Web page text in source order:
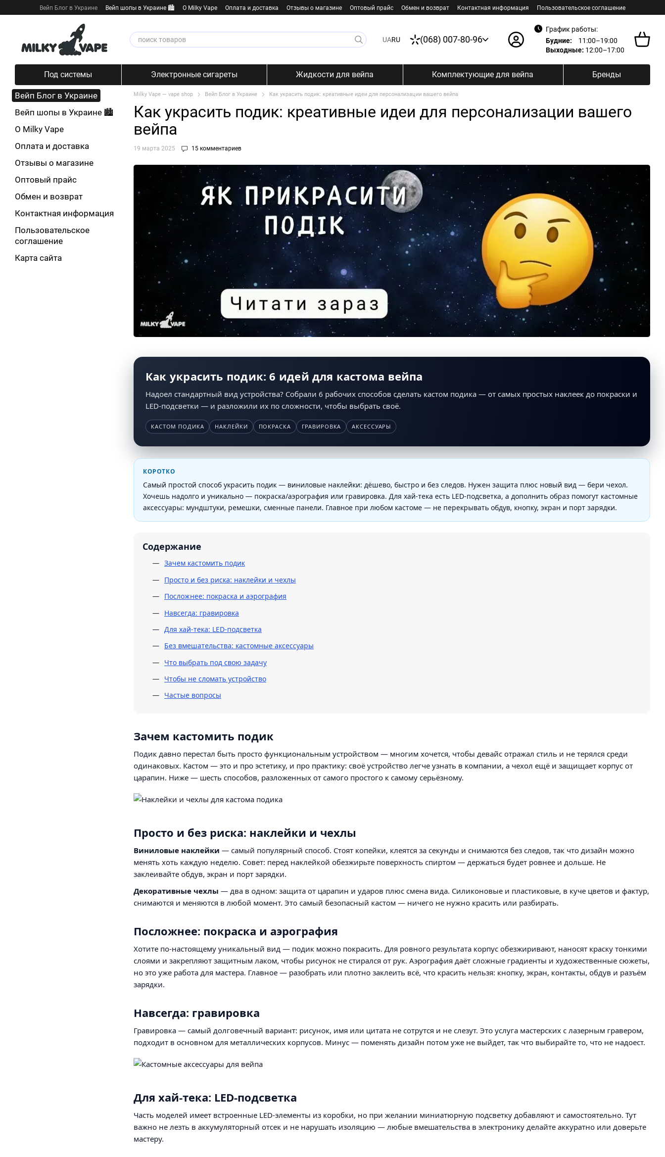
Перейти к основному контенту
Вейп Блог в Украине Вейп шопы в Украине 🏙️ О Milky Vape Оплата и доставка Отзывы о магазине Оптовый прайс Обмен и возврат Контактная информация Пользовательское соглашение
UARU (068) 007-80-96
График работы:
Будние:
11:00–19:00
Выходные: 12:00–17:00
Под системы Электронные сигареты Жидкости для вейпа Комплектующие для вейпа Бренды
Milky Vape — vape shop Вейп Блог в Украине Как украсить подик: креативные идеи для персонализации вашего вейпа
Как украсить подик: креативные идеи для персонализации вашего
вейпа
19 марта 2025 15 комментариев
Как украсить подик: 6 идей для кастома вейпа
Надоел стандартный вид устройства? Собрали 6 рабочих способов сделать кастом подика — от самых простых наклеек до покраски и
LED-подсветки — и разложили их по сложности, чтобы выбрать своё.
КАСТОМ ПОДИКА НАКЛЕЙКИ ПОКРАСКА ГРАВИРОВКА АКСЕССУАРЫ
КОРОТКО
Самый простой способ украсить подик — виниловые наклейки: дёшево, быстро и без следов. Нужен защита плюс новый вид — бери чехол.
Хочешь надолго и уникально — покраска/аэрография или гравировка. Для хай-тека есть LED-подсветка, а дополнить образ помогут кастомные
аксессуары: мундштуки, ремешки, сменные панели. Главное при любом кастоме — не перекрывать обдув, кнопку, экран и порт зарядки.
Содержание
Зачем кастомить подик
Просто и без риска: наклейки и чехлы
Посложнее: покраска и аэрография
Навсегда: гравировка
Для хай-тека: LED-подсветка
Без вмешательства: кастомные аксессуары
Что выбрать под свою задачу
Чтобы не сломать устройство
Частые вопросы
Зачем кастомить подик
Подик давно перестал быть просто функциональным устройством — многим хочется, чтобы девайс отражал стиль и не терялся среди
одинаковых. Кастом — это и про эстетику, и про практику: своё устройство легче узнать в компании, а чехол ещё и защищает корпус от
царапин. Ниже — шесть способов, разложенных от самого простого к самому серьёзному.
Просто и без риска: наклейки и чехлы
Виниловые наклейки — самый популярный способ. Стоят копейки, клеятся за секунды и снимаются без следов, так что дизайн можно
менять хоть каждую неделю. Совет: перед наклейкой обезжирьте поверхность спиртом — держаться будет ровнее и дольше. Не
заклеивайте обдув, экран и порт зарядки.
Декоративные чехлы — два в одном: защита от царапин и ударов плюс смена вида. Силиконовые и пластиковые, в куче цветов и фактур,
снимаются и меняются в любой момент. Это самый безопасный кастом — ничего не нужно красить или разбирать.
Посложнее: покраска и аэрография
Хотите по-настоящему уникальный вид — подик можно покрасить. Для ровного результата корпус обезжиривают, наносят краску тонкими
слоями и закрепляют защитным лаком, чтобы рисунок не стирался от рук. Аэрография даёт сложные градиенты и художественные сюжеты,
но это уже работа для мастера. Главное — разобрать или плотно заклеить всё, что красить нельзя: кнопку, экран, контакты, обдув и разъём
зарядки.
Навсегда: гравировка
Гравировка — самый долговечный вариант: рисунок, имя или цитата не сотрутся и не слезут. Это услуга мастерских с лазерным гравером,
подходит в основном для металлических корпусов. Минус — поменять дизайн потом уже не выйдет, так что выбирайте то, что не надоест.
Для хай-тека: LED-подсветка
Часть моделей имеет встроенные LED-элементы из коробки, но при желании миниатюрную подсветку добавляют и самостоятельно. Тут
важно не лезть в аккумуляторный отсек и не нарушать изоляцию — любые вмешательства в электронику делайте аккуратно или доверьте
мастеру.
Вейп Блог в Украине
Вейп шопы в Украине 🏙️
О Milky Vape
Оплата и доставка
Отзывы о магазине
Оптовый прайс
Обмен и возврат
Контактная информация
Пользовательское
соглашение
Карта сайта